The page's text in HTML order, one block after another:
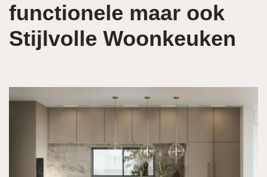
functionele maar ook
Stijlvolle Woonkeuken